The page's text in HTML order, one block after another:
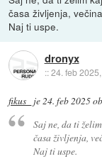
časa življenja,
Naj ti uspe.
dronyx
::24. feb
fikus_ je 24. feb 2025
Saj ne, da ti
časa življenja,
Naj ti uspe.